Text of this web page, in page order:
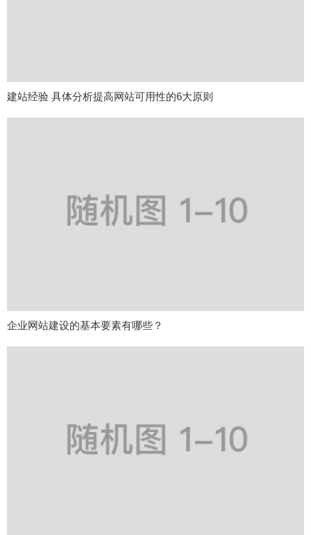
建站经验 具体分析提高网站可用性的6大原则
企业网站建设的基本要素有哪些？